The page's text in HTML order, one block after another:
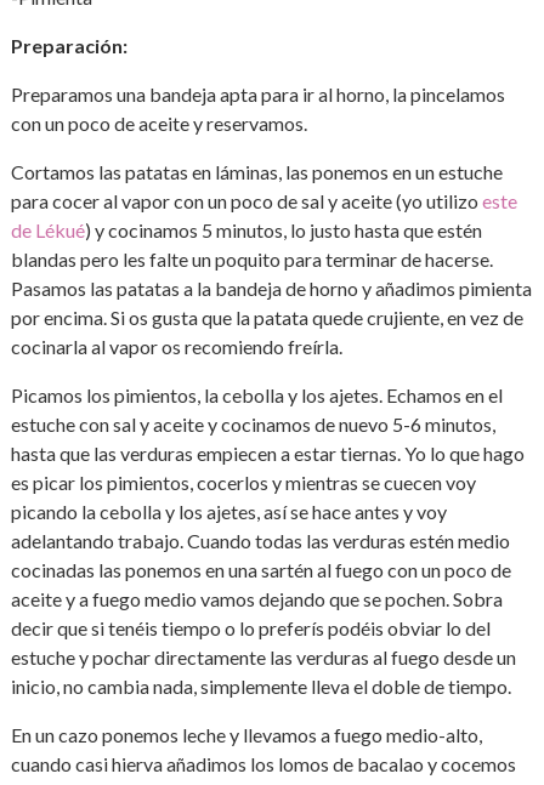
Preparación:
Preparamos una bandeja apta para ir al horno, la pincelamos
con un poco de aceite y reservamos.
Cortamos las patatas en láminas, las ponemos en un estuche
para cocer al vapor con un poco de sal y aceite (yo utilizo este
de Lékué) y cocinamos 5 minutos, lo justo hasta que estén
blandas pero les falte un poquito para terminar de hacerse.
Pasamos las patatas a la bandeja de horno y añadimos pimienta
por encima. Si os gusta que la patata quede crujiente, en vez de
cocinarla al vapor os recomiendo freírla.
Picamos los pimientos, la cebolla y los ajetes. Echamos en el
estuche con sal y aceite y cocinamos de nuevo 5-6 minutos,
hasta que las verduras empiecen a estar tiernas. Yo lo que hago
es picar los pimientos, cocerlos y mientras se cuecen voy
picando la cebolla y los ajetes, así se hace antes y voy
adelantando trabajo. Cuando todas las verduras estén medio
cocinadas las ponemos en una sartén al fuego con un poco de
aceite y a fuego medio vamos dejando que se pochen. Sobra
decir que si tenéis tiempo o lo preferís podéis obviar lo del
estuche y pochar directamente las verduras al fuego desde un
inicio, no cambia nada, simplemente lleva el doble de tiempo.
En un cazo ponemos leche y llevamos a fuego medio-alto,
cuando casi hierva añadimos los lomos de bacalao y cocemos